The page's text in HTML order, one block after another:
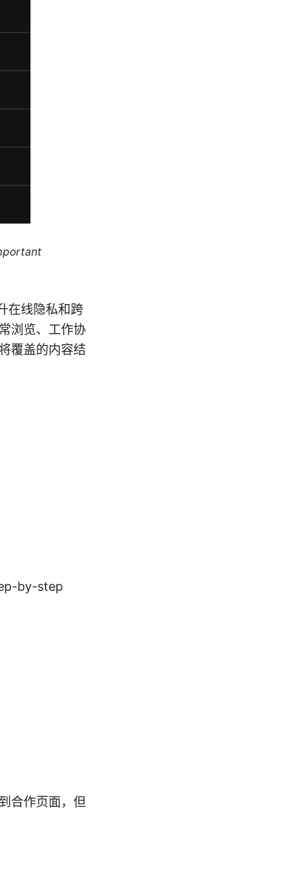
在线隐私和跨
浏览、工作协
覆盖的内容结
by-step
合作页面，但